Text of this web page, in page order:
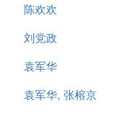
陈欢欢
刘党政
袁军华
袁军华, 张榕京